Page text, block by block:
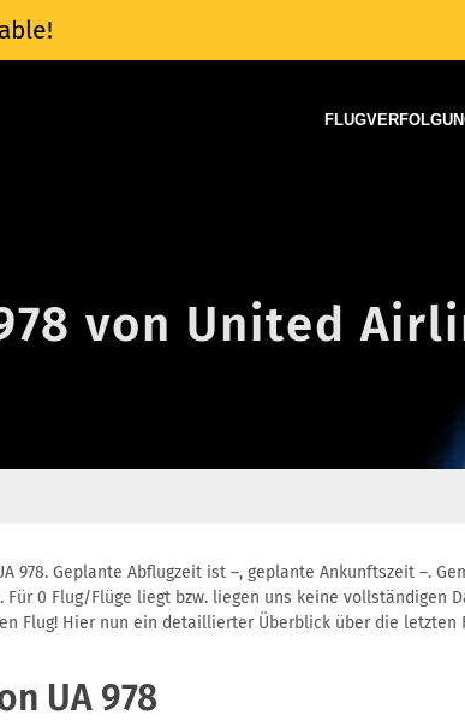
von United
978. Geplante Abflugzeit ist –, geplante Ankunftszeit –.
0 Flug/Flüge liegt bzw. liegen uns keine vollständigen
Flug! Hier nun ein detaillierter Überblick über die letzten
UA 978